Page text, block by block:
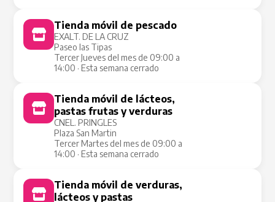
Tienda móvil de pescado
EXALT. DE LA CRUZ
Paseo las Tipas
Tercer Jueves del mes de 09:00 a
14:00 · Esta semana cerrado
Tienda móvil de lácteos,
pastas frutas y verduras
CNEL. PRINGLES
Plaza San Martin
Tercer Martes del mes de 09:00 a
14:00 · Esta semana cerrado
Tienda móvil de verduras,
lácteos y pastas